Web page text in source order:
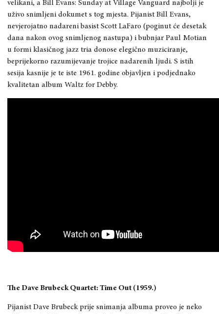
velikani, a Bill Evans: Sunday at Village Vanguard najbolji je
uživo snimljeni dokumet s tog mjesta. Pijanist Bill Evans,
nevjerojatno nadareni basist Scott LaFaro (poginut će desetak
dana nakon ovog snimljenog nastupa) i bubnjar Paul Motian
u formi klasičnog jazz tria donose elegično muziciranje,
beprijekorno razumijevanje trojice nadarenih ljudi. S istih
sesija kasnije je te iste 1961. godine objavljen i podjednako
kvalitetan album Waltz for Debby.
The Dave Brubeck Quartet: Time Out (1959.)
Pijanist Dave Brubeck prije snimanja albuma proveo je neko